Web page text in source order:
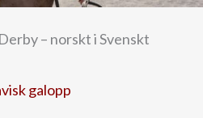
– norskt i Svenskt
galopp